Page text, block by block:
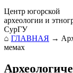
Центр югорской
археологии и
СурГУ
⌂ ГЛАВНАЯ →
мемах